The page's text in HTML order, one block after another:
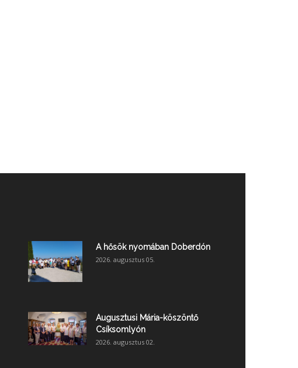
A hősök nyomában Doberdón
2026. augusztus 05.
Augusztusi Mária-köszöntő
Csíksomlyón
2026. augusztus 02.